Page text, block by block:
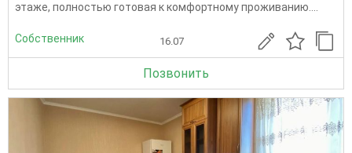
этаже, полностью готовая к комфортному проживанию....
Собственник 16.07
Позвонить